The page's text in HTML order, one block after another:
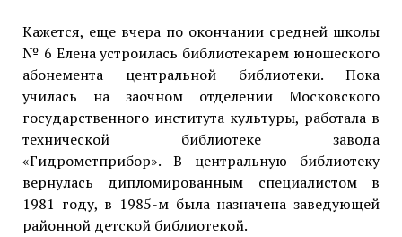
Кажется, еще вчера по окончании средней школы
№ 6 Елена устроилась библиотекарем юношеского
абонемента центральной библиотеки. Пока
училась на заочном отделении Московского
государственного института культуры, работала в
технической библиотеке завода
«Гидрометприбор». В центральную библиотеку
вернулась дипломированным специалистом в
1981 году, в 1985-м была назначена заведующей
районной детской библиотекой.